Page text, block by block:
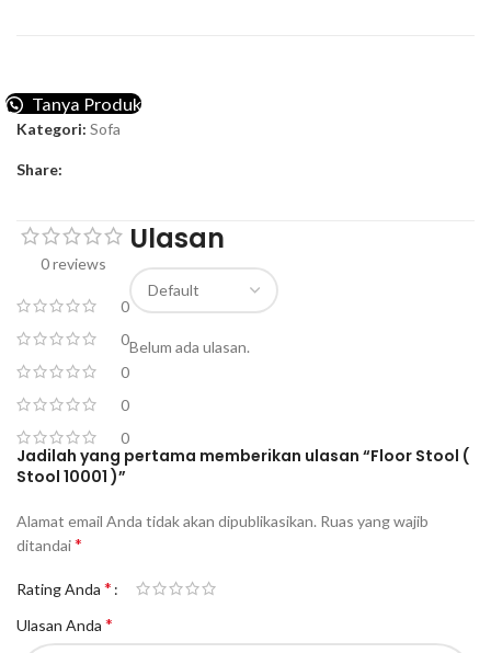
Tanya Produk
Kategori: Sofa
Share:
0 reviews
0
0
0
0
0
Ulasan
Belum ada ulasan.
Jadilah yang pertama memberikan ulasan “Floor Stool (
Stool 10001 )”
Alamat email Anda tidak akan dipublikasikan. Ruas yang wajib
ditandai*
Rating Anda *
Ulasan Anda *